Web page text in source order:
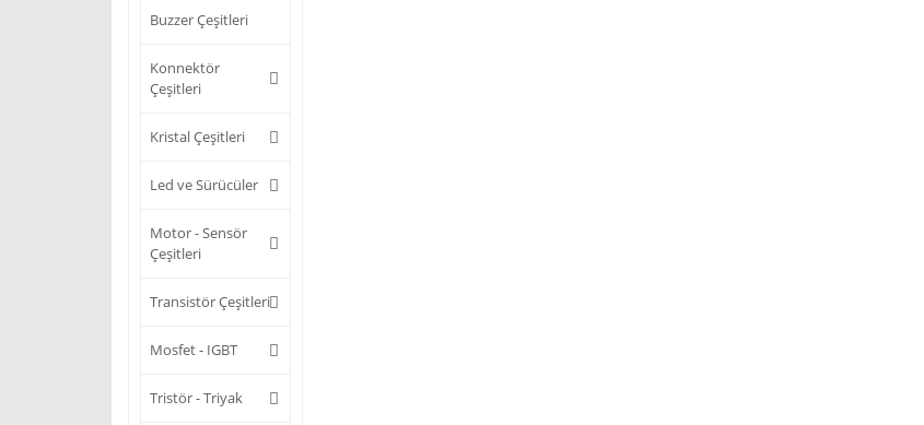
Buzzer Çeşitleri
Konnektör
Çeşitleri
Kristal Çeşitleri
Led ve Sürücüler
Motor - Sensör
Çeşitleri
Transistör Çeşitleri
Mosfet - IGBT
Tristör - Triyak